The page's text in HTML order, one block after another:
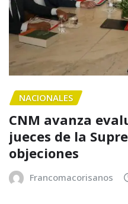
NACIONALES
CNM avanza
jueces de la
objeciones
Francomacorisanos